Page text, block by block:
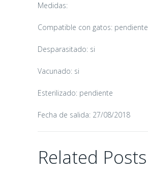
Medidas:
Compatible con gatos: pendiente
Desparasitado: si
Vacunado: si
Esterilizado: pendiente
Fecha de salida: 27/08/2018
Related Posts
CANDY
02/06/2026